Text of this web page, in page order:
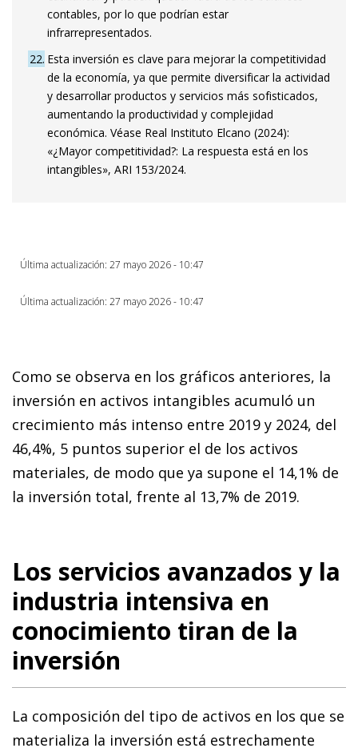
contables, por lo que podrían estar
infrarrepresentados.
22 Esta inversión es clave para mejorar la competitividad
de la economía, ya que permite diversificar la actividad
y desarrollar productos y servicios más sofisticados,
aumentando la productividad y complejidad
económica. Véase Real Instituto Elcano (2024):
«¿Mayor competitividad?: La respuesta está en los
intangibles», ARI 153/2024.
Última actualización: 27 mayo 2026 - 10:47
Última actualización: 27 mayo 2026 - 10:47
Como se observa en los gráficos anteriores, la
inversión en activos intangibles acumuló un
crecimiento más intenso entre 2019 y 2024, del
46,4%, 5 puntos superior el de los activos
materiales, de modo que ya supone el 14,1% de
la inversión total, frente al 13,7% de 2019.
Los servicios avanzados y la
industria intensiva en
conocimiento tiran de la
inversión
La composición del tipo de activos en los que se
materializa la inversión está estrechamente